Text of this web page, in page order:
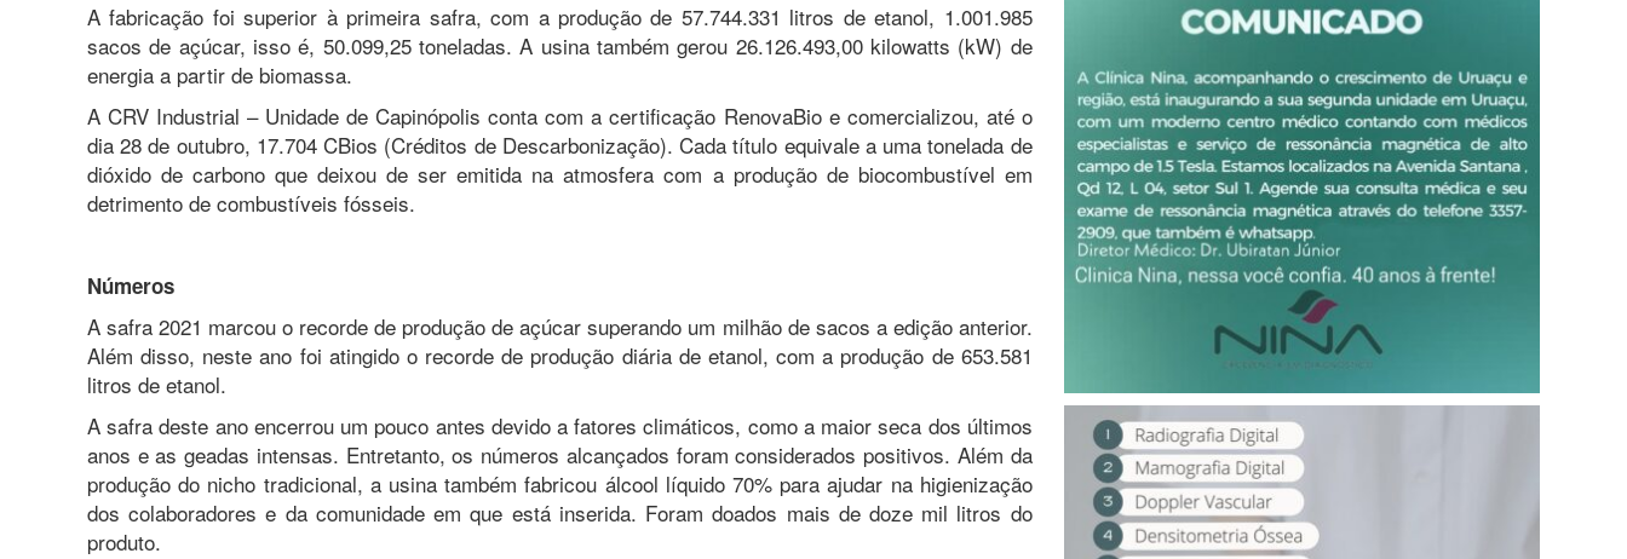
A fabricação foi superior à primeira safra, com a produção de 57.744.331 litros de etanol, 1.001.985
sacos de açúcar, isso é, 50.099,25 toneladas. A usina também gerou 26.126.493,00 kilowatts (kW) de
energia a partir de biomassa.
A CRV Industrial – Unidade de Capinópolis conta com a certificação RenovaBio e comercializou, até o
dia 28 de outubro, 17.704 CBios (Créditos de Descarbonização). Cada título equivale a uma tonelada de
dióxido de carbono que deixou de ser emitida na atmosfera com a produção de biocombustível em
detrimento de combustíveis fósseis.
Números
A safra 2021 marcou o recorde de produção de açúcar superando um milhão de sacos a edição anterior.
Além disso, neste ano foi atingido o recorde de produção diária de etanol, com a produção de 653.581
litros de etanol.
A safra deste ano encerrou um pouco antes devido a fatores climáticos, como a maior seca dos últimos
anos e as geadas intensas. Entretanto, os números alcançados foram considerados positivos. Além da
produção do nicho tradicional, a usina também fabricou álcool líquido 70% para ajudar na higienização
dos colaboradores e da comunidade em que está inserida. Foram doados mais de doze mil litros do
produto.